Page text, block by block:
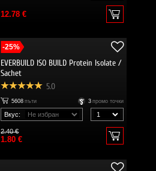
12.78 €
-25%
EVERBUILD ISO BUILD Protein Isolate /
Sachet
5.0
5608 пъти 3 промо точки
Вкус:
2.40 €
1.80 €